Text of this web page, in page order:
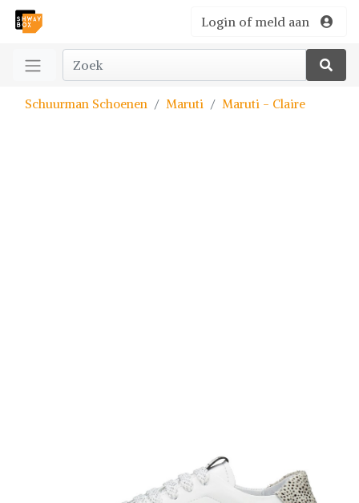
Login of meld aan
Schuurman Schoenen Maruti Maruti - Claire